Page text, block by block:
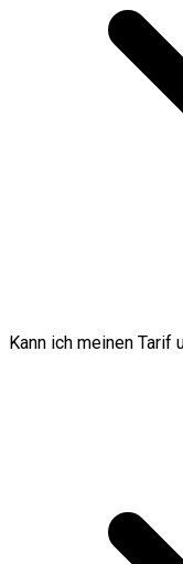
Kann ich meinen Tarif